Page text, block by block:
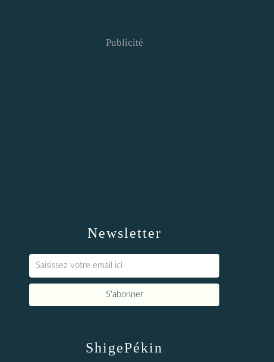
Newsletter
Publicité
ShigePékin